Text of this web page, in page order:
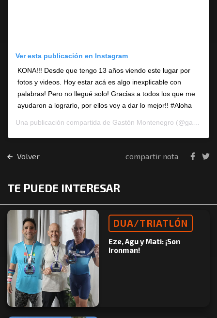
Ver esta publicación en Instagram
KONA!!! Desde que tengo 13 años viendo este lugar por
fotos y videos. Hoy estar acá es algo inexplicable con
palabras! Pero no llegué solo! Gracias a todos los que me
ayudaron a lograrlo, por ellos voy a dar lo mejor!! #Aloha
Una publicación compartida de Gastón Montenegro (@gastonmontenegro) el 5 Oct, 2018 a las 5:35 PDT
Volver compartir nota
TE PUEDE INTERESAR
DUA/TRIATLÓN
Eze, Agu y Mati: ¡Son
Ironman!